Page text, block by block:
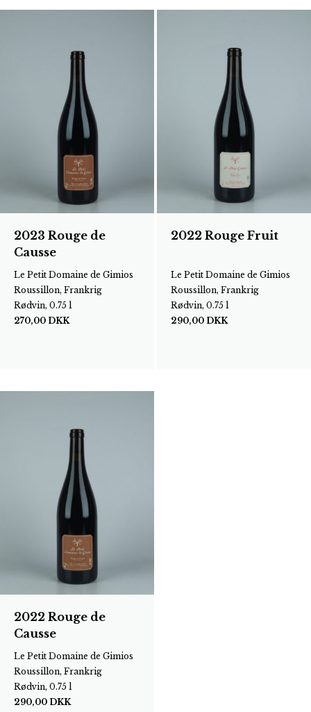
2023 Rouge de
Causse
Le Petit Domaine de Gimios
Roussillon, Frankrig
Rødvin, 0.75 l
270,00 DKK
2022 Rouge Fruit
Le Petit Domaine de Gimios
Roussillon, Frankrig
Rødvin, 0.75 l
290,00 DKK
2022 Rouge de
Causse
Le Petit Domaine de Gimios
Roussillon, Frankrig
Rødvin, 0.75 l
290,00 DKK